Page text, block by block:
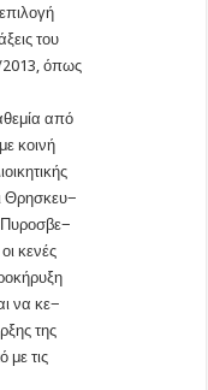
του
2013, όπως
από
κοινή
Θρησκευ−
κενές
να κε−
της
με τις